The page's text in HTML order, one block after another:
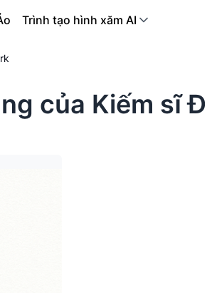
Trình tạo hình xăm AI
của Kiếm sĩ